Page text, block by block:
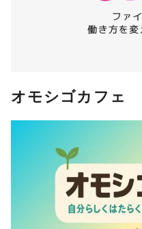
オモシゴカフェ